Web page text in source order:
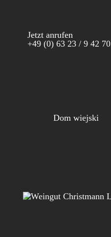
Jetzt anrufen
+49 (0) 63 23 / 9 42 70
Dom wiejski